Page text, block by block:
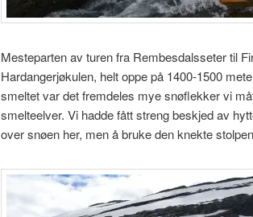
Mesteparten av turen fra Rembesdalsseter til
Hardangerjøkulen, helt oppe på 1400-1500
smeltet var det fremdeles mye snøflekker vi
smelteelver. Vi hadde fått streng beskjed av
over snøen her, men å bruke den knekte